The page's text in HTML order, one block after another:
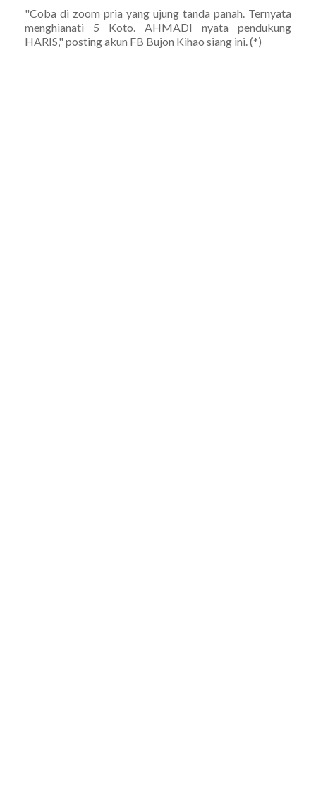
"Coba di zoom pria yang ujung tanda panah. Ternyata
menghianati 5 Koto. AHMADI nyata pendukung
HARIS," posting akun FB Bujon Kihao siang ini. (*)